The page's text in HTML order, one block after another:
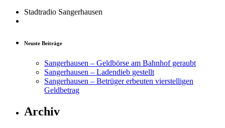
Stadtradio Sangerhausen
Neuste Beiträge
Sangerhausen – Geldbörse am Bahnhof geraubt
Sangerhausen – Ladendieb gestellt
Sangerhausen – Betrüger erbeuten vierstelligen
Geldbetrag
Archiv